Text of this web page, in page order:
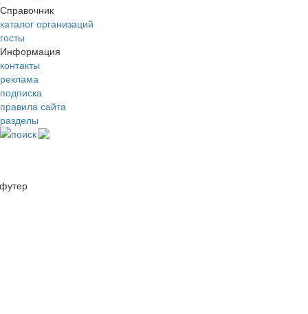
Справочник
каталог организаций
госты
Информация
контакты
реклама
подписка
правила сайта
разделы
поиск
футер